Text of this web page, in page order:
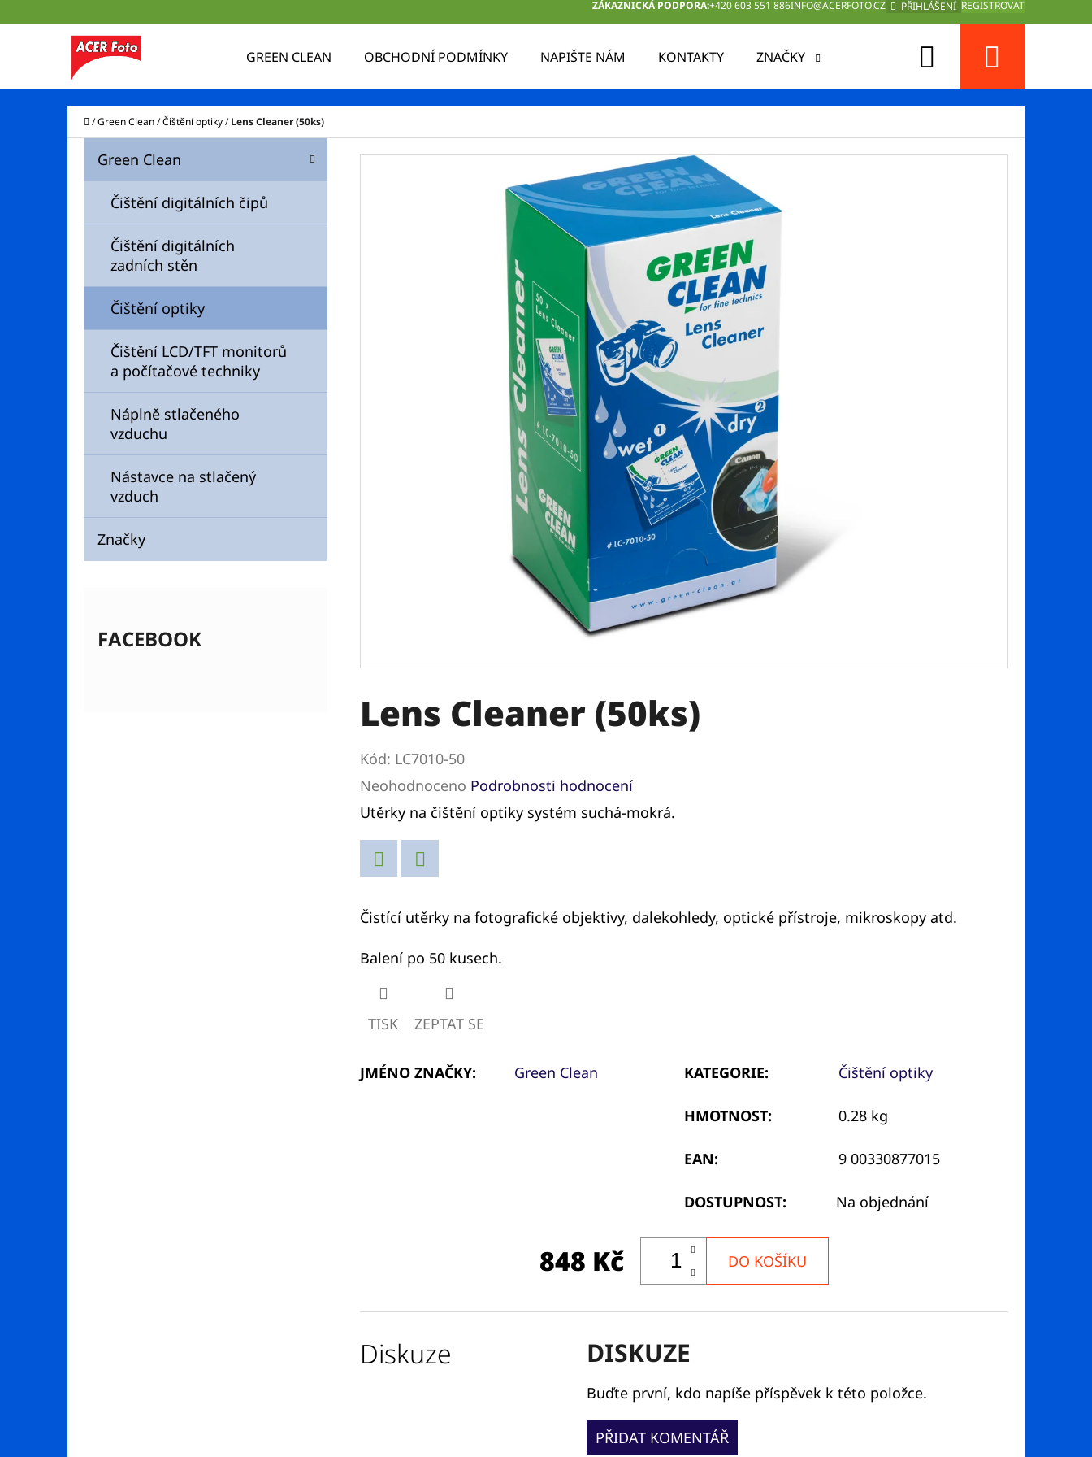
ZÁKAZNICKÁ PODPORA:+420 603 551 886INFO@ACERFOTO.CZ PŘIHLÁŠENÍ REGISTROVAT
GREEN CLEAN OBCHODNÍ PODMÍNKY NAPIŠTE NÁM KONTAKTY ZNAČKY Hledat
Domů
/Green Clean/Čištění optiky/ Lens Cleaner (50ks)
O
N
N
Přeskočit
kategorie
K
T
G
I
Green Clean
Čištění digitálních čipů
Čištění digitálních
zadních stěn
Čištění optiky
Čištění LCD/TFT monitorů
a počítačové techniky
Náplně stlačeného
vzduchu
Nástavce na stlačený
vzduch
Značky
FACEBOOK
Lens Cleaner (50ks)
Kód: LC7010-50
Průměrné
hodnocení
produktu
z
hvězdiček.
Neohodnoceno Podrobnosti hodnocení
Utěrky na čištění optiky systém suchá-mokrá.
Čistící utěrky na fotografické objektivy, dalekohledy, optické přístroje, mikroskopy atd.
Balení po 50 kusech.
TISK ZEPTAT SE
JMÉNO ZNAČKY: Green Clean KATEGORIE: Čištění optiky
HMOTNOST: 0.28 kg
EAN: 9 00330877015
DOSTUPNOST: Na objednání
848 Kč DO KOŠÍKU
Diskuze DISKUZE
Buďte první, kdo napíše příspěvek k této položce.
PŘIDAT KOMENTÁŘ
Í
Zpět
obchodu
Zpět
obchodu
CO POTŘEBUJETE NAJÍT?
HLEDAT
DOPORUČUJEME
LCD / TFT / PLASMA CLEANER
AIR POWER SOLUTION 400ML
499 Kč